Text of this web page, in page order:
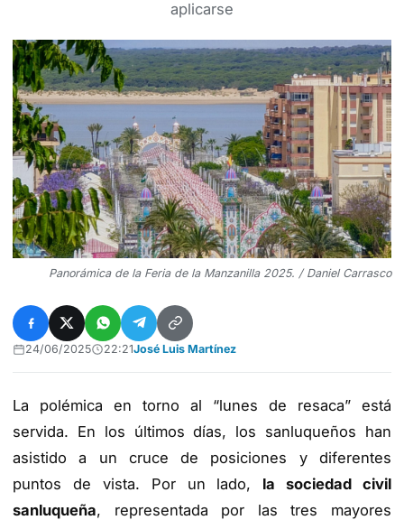
aplicarse
Panorámica de la Feria de la Manzanilla 2025. / Daniel Carrasco
24/06/2025 22:21José Luis Martínez
La polémica en torno al “lunes de resaca” está
servida. En los últimos días, los sanluqueños han
asistido a un cruce de posiciones y diferentes
puntos de vista. Por un lado, la sociedad civil
sanluqueña, representada por las tres mayores